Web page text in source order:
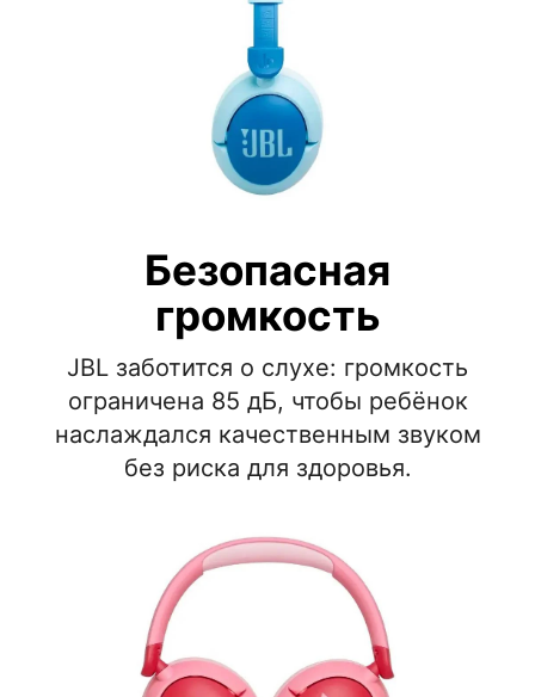
Безопасная
громкость
JBL заботится о слухе: громкость
ограничена 85 дБ, чтобы ребёнок
наслаждался качественным звуком
без риска для здоровья.